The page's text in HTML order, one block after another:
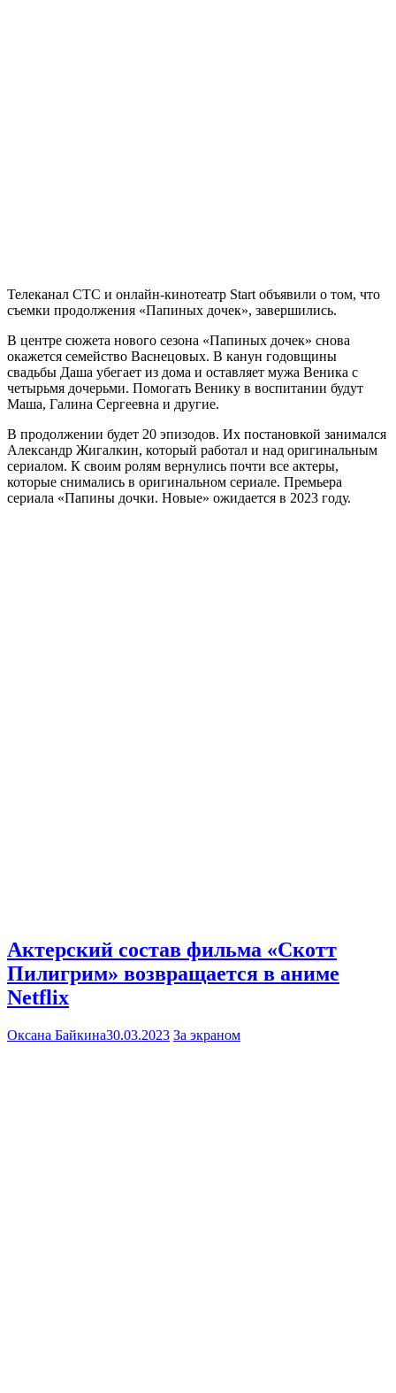
Телеканал СТС и онлайн-кинотеатр Start объявили о том, что
съемки продолжения «Папиных дочек», завершились.
В центре сюжета нового сезона «Папиных дочек» снова
окажется семейство Васнецовых. В канун годовщины
свадьбы Даша убегает из дома и оставляет мужа Веника с
четырьмя дочерьми. Помогать Венику в воспитании будут
Маша, Галина Сергеевна и другие.
В продолжении будет 20 эпизодов. Их постановкой занимался
Александр Жигалкин, который работал и над оригинальным
сериалом. К своим ролям вернулись почти все актеры,
которые снимались в оригинальном сериале. Премьера
сериала «Папины дочки. Новые» ожидается в 2023 году.
Актерский состав фильма «Скотт
Пилигрим» возвращается в аниме
Netflix
Оксана Байкина30.03.2023 За экраном